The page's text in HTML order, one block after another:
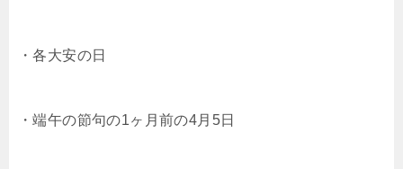
・各大安の日
・端午の節句の1ヶ月前の4月5日